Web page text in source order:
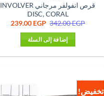
قرص انفولفر مرجاني INVOLVER
DISC, CORAL
342.00EGP
السعر
هو:
342.00 EGP.
239.00 EGP
إضافة إلى السلة
تخفيض!